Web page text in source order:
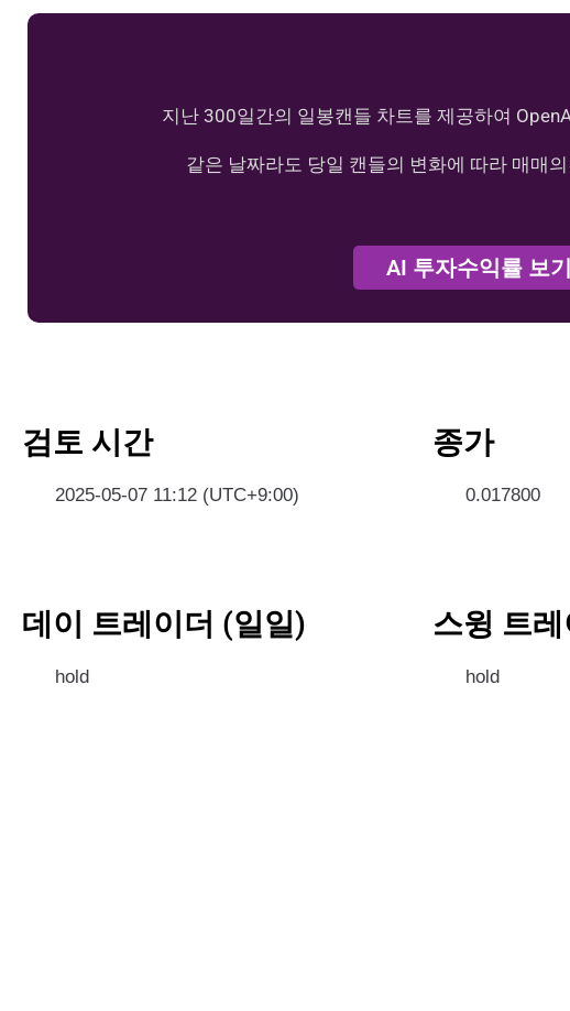
지난 300일간의 일봉캔들 차트를 제공하여
같은 날짜라도 당일 캔들의 변화에 따라 매매
AI 투자수익률 보기
검토 시간
2025-05-07 11:12 (UTC+9:00)
종가
0.017800
데이 트레이더 (일일)
hold
스윙 트
hold